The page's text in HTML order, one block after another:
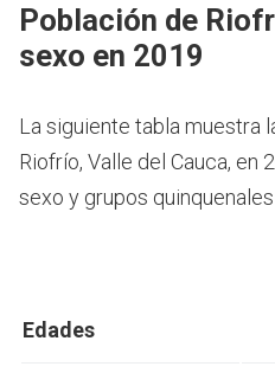
Población de
sexo en 2019
La siguiente tabla muestra
Riofrío, Valle del Cauca, en
sexo y grupos quinquenales
Edades